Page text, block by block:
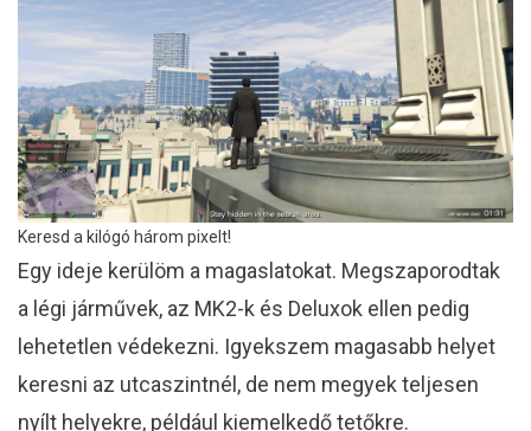
Keresd a kilógó három pixelt!
Egy ideje kerülöm a magaslatokat. Megszaporodtak
a légi járművek, az MK2-k és Deluxok ellen pedig
lehetetlen védekezni. Igyekszem magasabb helyet
keresni az utcaszintnél, de nem megyek teljesen
nyílt helyekre, például kiemelkedő tetőkre.